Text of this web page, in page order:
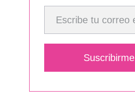
Escribe tu correo electrónico…
Suscribirme